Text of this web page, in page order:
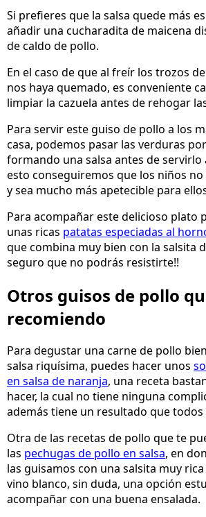
Si prefieres que la salsa quede más
añadir una cucharadita de maicena
de caldo de pollo.
En el caso de que al freír los trozos
nos haya quemado, es conveniente
limpiar la cazuela antes de rehogar
Para servir este guiso de pollo a los
casa, podemos pasar las verduras
formando una salsa antes de servirlo
esto conseguiremos que los niños no
y sea mucho más apetecible para
Para acompañar este delicioso plato
unas ricas patatas especiadas al
que combina muy bien con la salsita
seguro que no podrás resistirte!!
Otros guisos de pollo
recomiendo
Para degustar una carne de pollo
salsa riquísima, puedes hacer unos
en salsa de naranja, una receta
hacer, la cual no tiene ninguna
además tiene un resultado que todos
Otra de las recetas de pollo que te
las pechugas de pollo en salsa, en
las guisamos con una salsita muy
vino blanco, sin duda, una opción
acompañar con una buena ensalada.